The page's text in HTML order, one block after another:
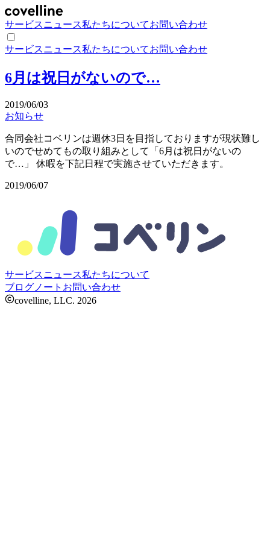
サービスニュース私たちについてお問い合わせ
サービスニュース私たちについてお問い合わせ
6月は祝日がないので…
2019/06/03
お知らせ
合同会社コベリンは週休3日を目指しておりますが現状難し
いのでせめてもの取り組みとして「6月は祝日がないの
で…」 休暇を下記日程で実施させていただきます。
2019/06/07
サービスニュース私たちについて
ブログ ノート お問い合わせ
covelline, LLC. 2026